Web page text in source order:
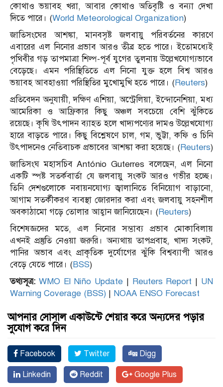
কোথাও ভয়াবহ খরা, আবার কোথাও অতিবৃষ্টি ও বন্যা দেখা
দিতে পারে। (World Meteorological Organization)
জাতিসংঘের আশঙ্কা, মানবসৃষ্ট জলবায়ু পরিবর্তনের কারণে
এবারের এল নিনোর প্রভাব আরও তীব্র হতে পারে। ইতোমধ্যেই
পৃথিবীর গড় তাপমাত্রা শিল্প-পূর্ব যুগের তুলনায় উল্লেখযোগ্যভাবে
বেড়েছে। এমন পরিস্থিতিতে এল নিনো যুক্ত হলে বিশ্ব আরও
ভয়াবহ আবহাওয়া পরিস্থিতির মুখোমুখি হতে পারে। (Reuters)
প্রতিবেদন অনুযায়ী, দক্ষিণ এশিয়া, অস্ট্রেলিয়া, ইন্দোনেশিয়া, মধ্য
আমেরিকা ও আফ্রিকার কিছু অঞ্চল সবচেয়ে বেশি ঝুঁকিতে
রয়েছে। কৃষি উৎপাদন ব্যাহত হলে খাদ্যপণ্যের দামও উল্লেখযোগ্য
হারে বাড়তে পারে। কিছু বিশ্লেষণে চাল, গম, ভুট্টা, কফি ও চিনি
উৎপাদনেও নেতিবাচক প্রভাবের আশঙ্কা করা হয়েছে। (Reuters)
জাতিসংঘ মহাসচিব António Guterres বলেছেন, এল নিনো
একটি স্পষ্ট সতর্কবার্তা যে জলবায়ু সংকট আরও গভীর হচ্ছে।
তিনি দেশগুলোকে নবায়নযোগ্য জ্বালানিতে বিনিয়োগ বাড়ানো,
আগাম সতর্কীকরণ ব্যবস্থা জোরদার করা এবং জলবায়ু সহনশীল
অবকাঠামো গড়ে তোলার আহ্বান জানিয়েছেন। (Reuters)
বিশেষজ্ঞদের মতে, এল নিনোর সম্ভাব্য প্রভাব মোকাবিলায়
এখনই প্রস্তুতি নেওয়া জরুরি। অন্যথায় তাপপ্রবাহ, খাদ্য সংকট,
পানির অভাব এবং প্রাকৃতিক দুর্যোগের ঝুঁকি বিশ্বব্যাপী আরও
বেড়ে যেতে পারে। (BSS)
তথ্যসূত্র: WMO El Niño Update | Reuters Report | UN
Warning Coverage (BSS) | NOAA ENSO Forecast
আপনার সোসাল একাউন্টে শেয়ার করে অন্যদের পড়ার
সুযোগ করে দিন
Facebook Twitter Digg
Linkedin Reddit Google Plus